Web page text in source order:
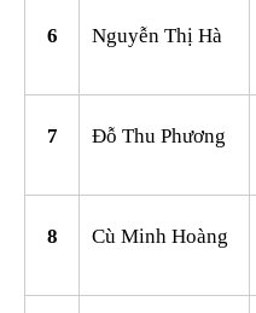
6 Nguyễn Thị Hà
7 Đỗ Thu Phương
8 Cù Minh Hoàng